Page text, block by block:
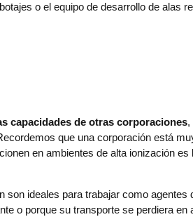
o el equipo de desarrollo de alas
capacidades de otras corporaciones,
que una corporación está
en ambientes de alta ionización es
ideales para trabajar como agentes
o porque su transporte se perdiera en